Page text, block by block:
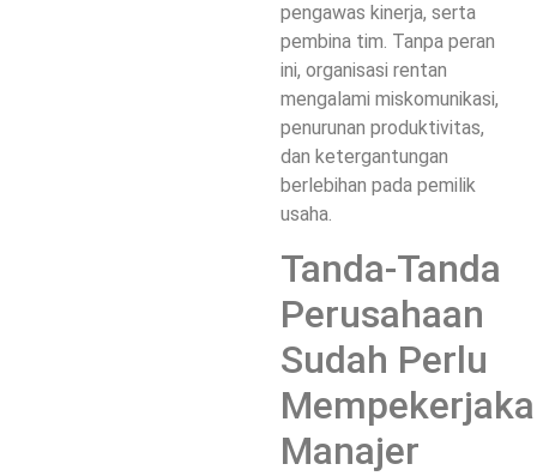
pengawas kinerja, serta
pembina tim. Tanpa peran
ini, organisasi rentan
mengalami miskomunikasi,
penurunan produktivitas,
dan ketergantungan
berlebihan pada pemilik
usaha.
Tanda-Tanda
Perusahaan
Sudah Perlu
Manajer